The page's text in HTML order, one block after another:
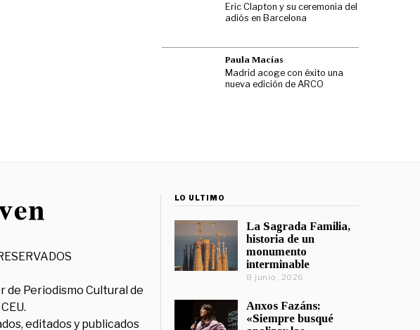
Eric Clapton y su ceremonia del
adiós en Barcelona
Paula Macías
Madrid acoge con éxito una
nueva edición de ARCO
de Periodismo Cultural de
editados y publicados
LO ÚLTIMO
La Sagrada Familia,
historia de un
monumento
interminable
8 junio, 2026
Anxos Fazáns:
«Siempre busqué